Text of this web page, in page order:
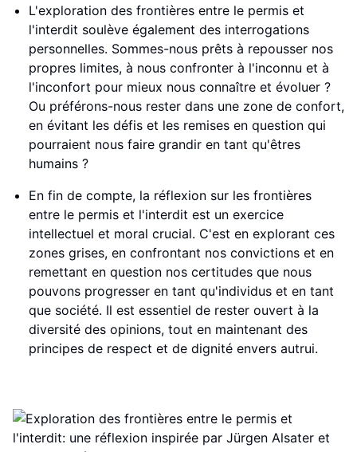
L'exploration des frontières entre le permis et
l'interdit soulève également des interrogations
personnelles. Sommes-nous prêts à repousser nos
propres limites, à nous confronter à l'inconnu et à
l'inconfort pour mieux nous connaître et évoluer ?
Ou préférons-nous rester dans une zone de confort,
en évitant les défis et les remises en question qui
pourraient nous faire grandir en tant qu'êtres
humains ?
En fin de compte, la réflexion sur les frontières
entre le permis et l'interdit est un exercice
intellectuel et moral crucial. C'est en explorant ces
zones grises, en confrontant nos convictions et en
remettant en question nos certitudes que nous
pouvons progresser en tant qu'individus et en tant
que société. Il est essentiel de rester ouvert à la
diversité des opinions, tout en maintenant des
principes de respect et de dignité envers autrui.